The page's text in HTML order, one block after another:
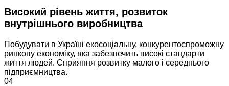
Високий рівень життя, розвиток
внутрішнього виробництва
Побудувати в Україні екосоціальну, конкурентоспроможну
ринкову економіку, яка забезпечить високі стандарти
життя людей. Сприяння розвитку малого і середнього
підприємництва.
04